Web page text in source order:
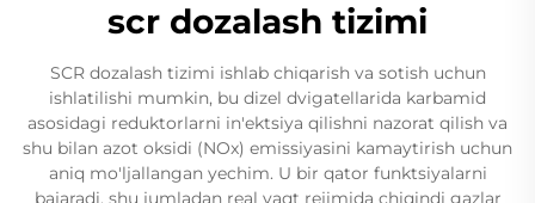
scr dozalash tizimi
SCR dozalash tizimi ishlab chiqarish va sotish uchun
ishlatilishi mumkin, bu dizel dvigatellarida karbamid
asosidagi reduktorlarni in'ektsiya qilishni nazorat qilish va
shu bilan azot oksidi (NOx) emissiyasini kamaytirish uchun
aniq mo'ljallangan yechim. U bir qator funktsiyalarni
bajaradi, shu jumladan real vaqt rejimida chiqindi gazlar